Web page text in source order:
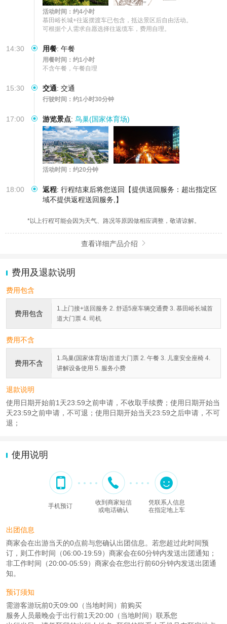
活动时间：约4小时
慕田峪长城+往返摆渡车已包含，抵达景区后自由活动。
可根据个人需求自愿选择往返缆车，费用自理。
14:30 用餐: 午餐
用餐时间：约1小时
不含午餐，午餐自理
15:30 交通: 交通
行驶时间：约1小时30分钟
17:00 游览景点: 鸟巢(国家体育场)
活动时间：约20分钟
18:00 返程: 行程结束后将您送回【提供送回服务：超出指定区
域不提供返程送回服务,】
*以上行程可能会因为天气、路况等原因做相应调整，敬请谅解。
查看详细产品介绍 
费用及退款说明
费用包含
费用包含
1.上门接+送回服务 2. 舒适5座车辆交通费 3. 慕田峪长城首
道大门票 4. 司机
费用不含
费用不含
1.鸟巢(国家体育场)首道大门票 2. 午餐 3. 儿童安全座椅 4.
讲解设备使用 5. 服务小费
退款说明
使用日期开始前1天23:59之前申请，不收取手续费；使用日期开始当
天23:59之前申请，不可退；使用日期开始当天23:59之后申请，不可
退；
使用说明
手机预订
收到商家短信
或电话确认
凭联系人信息
在指定地上车
出团信息
商家会在出游当天的0点前与您确认出团信息。若您超过此时间预
订，则工作时间（06:00-19:59）商家会在60分钟内发送出团通知；
非工作时间（20:00-05:59）商家会在您出行前60分钟内发送出团通
知。
预订须知
需游客游玩前0天09:00（当地时间）前购买
服务人员最晚会于出行前1天20:00（当地时间）联系您